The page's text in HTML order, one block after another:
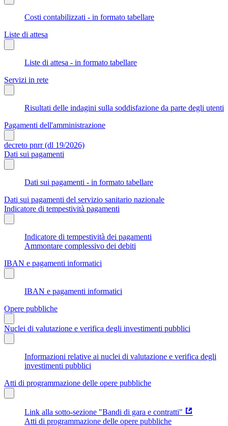
Costi contabilizzati - in formato tabellare
Liste di attesa
Liste di attesa - in formato tabellare
Servizi in rete
Risultati delle indagini sulla soddisfazione da parte degli utenti
Pagamenti dell'amministrazione
decreto pnrr (dl 19/2026)
Dati sui pagamenti
Dati sui pagamenti - in formato tabellare
Dati sui pagamenti del servizio sanitario nazionale
Indicatore di tempestività pagamenti
Indicatore di tempestività dei pagamenti
Ammontare complessivo dei debiti
IBAN e pagamenti informatici
IBAN e pagamenti informatici
Opere pubbliche
Nuclei di valutazione e verifica degli investimenti pubblici
Informazioni relative ai nuclei di valutazione e verifica degli
investimenti pubblici
Atti di programmazione delle opere pubbliche
Link alla sotto-sezione "Bandi di gara e contratti"
Atti di programmazione delle opere pubbliche